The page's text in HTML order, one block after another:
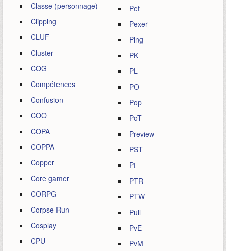
Classe (personnage)
Clipping
CLUF
Cluster
COG
Compétences
Confusion
COO
COPA
COPPA
Copper
Core gamer
CORPG
Corpse Run
Cosplay
CPU
Pet
Pexer
Ping
PK
PL
PO
Pop
PoT
Preview
PST
Pt
PTR
PTW
Pull
PvE
PvM